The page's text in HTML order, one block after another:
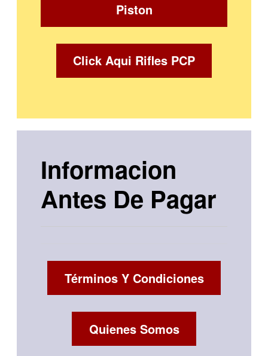
Piston
Click Aqui Rifles PCP
Informacion
Antes De Pagar
Términos Y Condiciones
Quienes Somos